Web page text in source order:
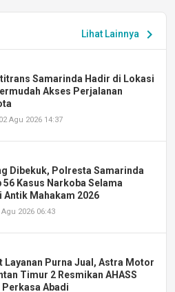
Lihat Lainnya chevron_right
Samarinda Hadir di Lokasi
Akses Perjalanan
Agu 2026 14:37
Dibekuk, Polresta Samarinda
56 Kasus Narkoba Selama
Antik Mahakam 2026
2026 06:43
Layanan Purna Jual, Astra Motor
Timur 2 Resmikan AHASS
Abadi